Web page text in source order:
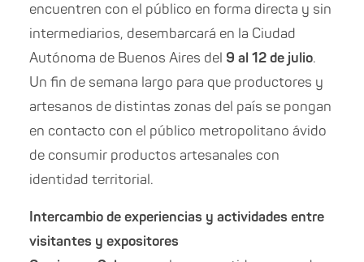
encuentren con el público en forma directa y sin
intermediarios, desembarcará en la Ciudad
Autónoma de Buenos Aires del 9 al 12 de julio.
Un fin de semana largo para que productores y
artesanos de distintas zonas del país se pongan
en contacto con el público metropolitano ávido
de consumir productos artesanales con
identidad territorial.
Intercambio de experiencias y actividades entre
visitantes y expositores